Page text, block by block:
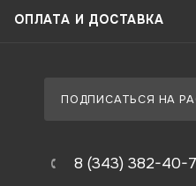
ОПЛАТА И ДОСТАВКА
ПОДПИСАТЬСЯ НА
8 (343) 382-40-